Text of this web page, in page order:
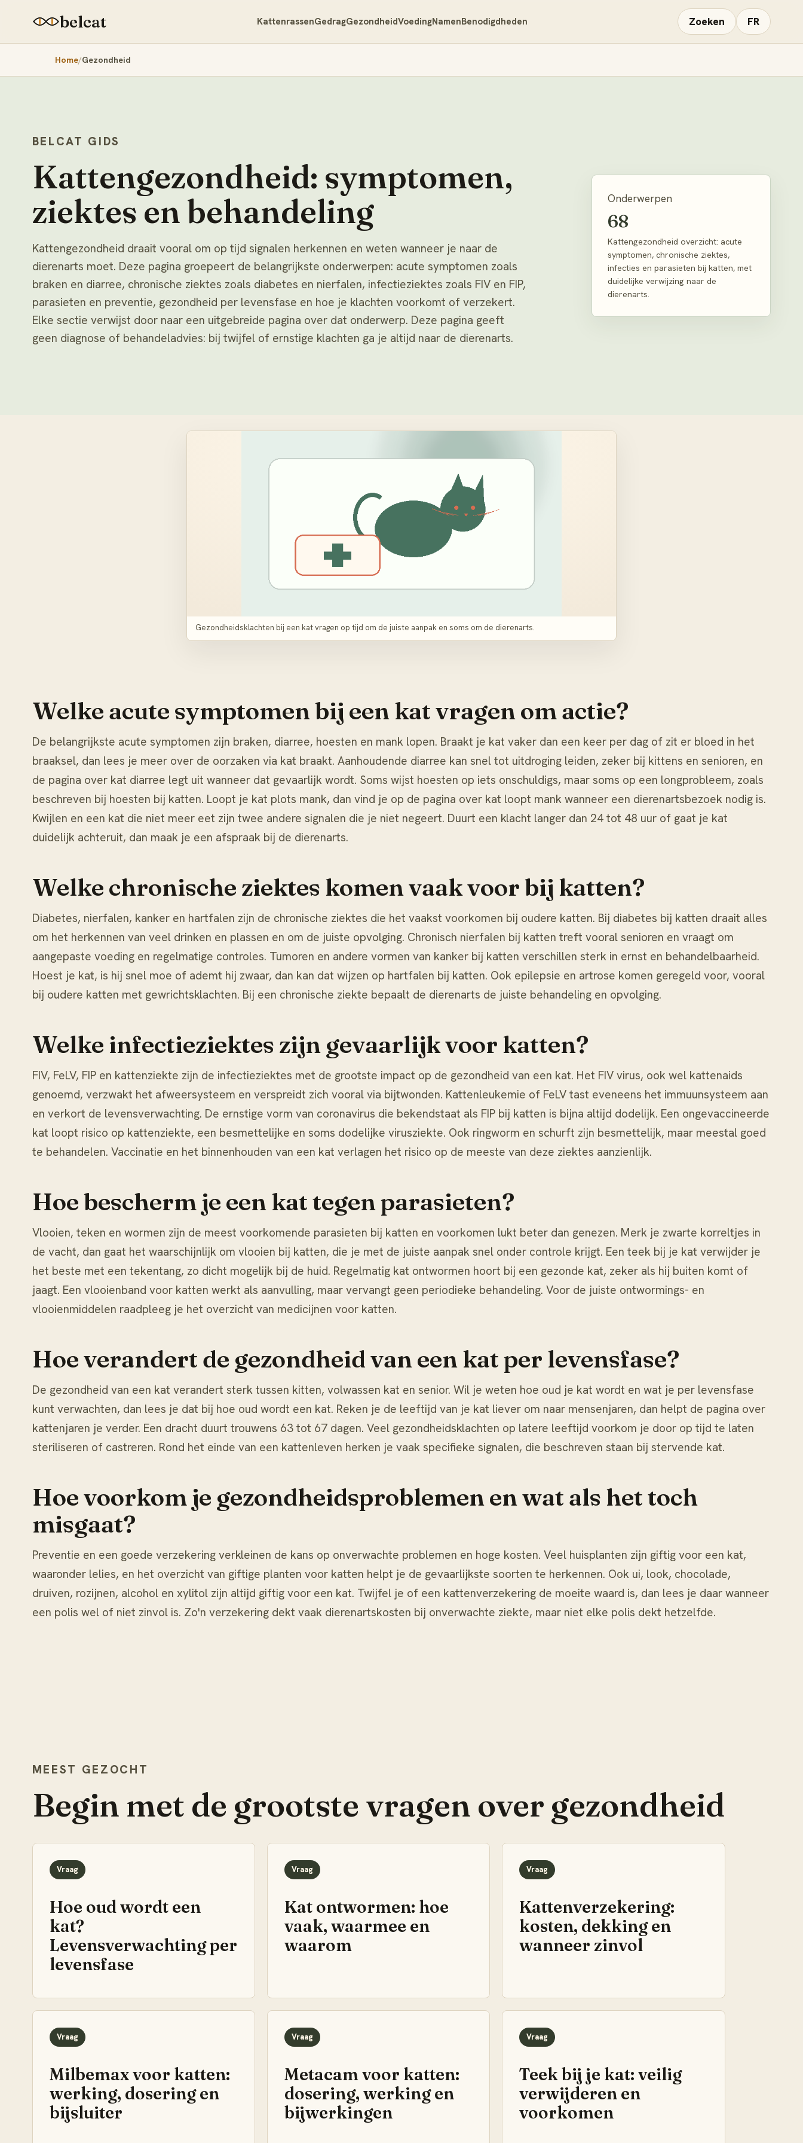
belcat KattenrassenGedragGezondheidVoedingNamenBenodigdheden Zoeken FR
Home Gezondheid
BELCAT GIDS
Kattengezondheid: symptomen,
ziektes en behandeling
Kattengezondheid draait vooral om op tijd signalen herkennen en weten wanneer je naar de
dierenarts moet. Deze pagina groepeert de belangrijkste onderwerpen: acute symptomen zoals
braken en diarree, chronische ziektes zoals diabetes en nierfalen, infectieziektes zoals FIV en FIP,
parasieten en preventie, gezondheid per levensfase en hoe je klachten voorkomt of verzekert.
Elke sectie verwijst door naar een uitgebreide pagina over dat onderwerp. Deze pagina geeft
geen diagnose of behandeladvies: bij twijfel of ernstige klachten ga je altijd naar de dierenarts.
Onderwerpen
68
Kattengezondheid overzicht: acute
symptomen, chronische ziektes,
infecties en parasieten bij katten, met
duidelijke verwijzing naar de
dierenarts.
Gezondheidsklachten bij een kat vragen op tijd om de juiste aanpak en soms om de dierenarts.
Welke acute symptomen bij een kat vragen om actie?
De belangrijkste acute symptomen zijn braken, diarree, hoesten en mank lopen. Braakt je kat vaker dan een keer per dag of zit er bloed in het
braaksel, dan lees je meer over de oorzaken via kat braakt. Aanhoudende diarree kan snel tot uitdroging leiden, zeker bij kittens en senioren, en
de pagina over kat diarree legt uit wanneer dat gevaarlijk wordt. Soms wijst hoesten op iets onschuldigs, maar soms op een longprobleem, zoals
beschreven bij hoesten bij katten. Loopt je kat plots mank, dan vind je op de pagina over kat loopt mankwanneer een dierenartsbezoek nodig is.
Kwijlen en een kat die niet meer eet zijn twee andere signalen die je niet negeert. Duurt een klacht langer dan 24 tot 48 uur of gaat je kat
duidelijk achteruit, dan maak je een afspraak bij de dierenarts.
Welke chronische ziektes komen vaak voor bij katten?
Diabetes, nierfalen, kanker en hartfalen zijn de chronische ziektes die het vaakst voorkomen bij oudere katten. Bij diabetes bij katten draait alles
om het herkennen van veel drinken en plassen en om de juiste opvolging. Chronisch nierfalen bij katten treft vooral senioren en vraagt om
aangepaste voeding en regelmatige controles. Tumoren en andere vormen van kanker bij katten verschillen sterk in ernst en behandelbaarheid.
Hoest je kat, is hij snel moe of ademt hij zwaar, dan kan dat wijzen op hartfalen bij katten. Ook epilepsie en artrose komen geregeld voor, vooral
bij oudere katten met gewrichtsklachten. Bij een chronische ziekte bepaalt de dierenarts de juiste behandeling en opvolging.
Welke infectieziektes zijn gevaarlijk voor katten?
FIV, FeLV, FIP en kattenziekte zijn de infectieziektes met de grootste impact op de gezondheid van een kat. Het FIVvirus, ook wel kattenaids
genoemd, verzwakt het afweersysteem en verspreidt zich vooral via bijtwonden. Kattenleukemie of FeLVtast eveneens het immuunsysteem aan
en verkort de levensverwachting. De ernstige vorm van coronavirus die bekendstaat als FIP bij katten is bijna altijd dodelijk. Een ongevaccineerde
kat loopt risico op kattenziekte, een besmettelijke en soms dodelijke virusziekte. Ook ringworm en schurft zijn besmettelijk, maar meestal goed
te behandelen. Vaccinatie en het binnenhouden van een kat verlagen het risico op de meeste van deze ziektes aanzienlijk.
Hoe bescherm je een kat tegen parasieten?
Vlooien, teken en wormen zijn de meest voorkomende parasieten bij katten en voorkomen lukt beter dan genezen. Merk je zwarte korreltjes in
de vacht, dan gaat het waarschijnlijk om vlooien bij katten, die je met de juiste aanpak snel onder controle krijgt. Een teek bij je kat verwijder je
het beste met een tekentang, zo dicht mogelijk bij de huid. Regelmatig kat ontwormen hoort bij een gezonde kat, zeker als hij buiten komt of
jaagt. Een vlooienband voor katten werkt als aanvulling, maar vervangt geen periodieke behandeling. Voor de juiste ontwormings- en
vlooienmiddelen raadpleeg je het overzicht van medicijnen voor katten.
Hoe verandert de gezondheid van een kat per levensfase?
De gezondheid van een kat verandert sterk tussen kitten, volwassen kat en senior. Wil je weten hoe oud je kat wordt en wat je per levensfase
kunt verwachten, dan lees je dat bij hoe oud wordt een kat. Reken je de leeftijd van je kat liever om naar mensenjaren, dan helpt de pagina over
kattenjaren je verder. Een dracht duurt trouwens 63 tot 67 dagen. Veel gezondheidsklachten op latere leeftijd voorkom je door op tijd te laten
steriliseren of castreren. Rond het einde van een kattenleven herken je vaak specifieke signalen, die beschreven staan bij stervende kat.
Hoe voorkom je gezondheidsproblemen en wat als het toch
misgaat?
Preventie en een goede verzekering verkleinen de kans op onverwachte problemen en hoge kosten. Veel huisplanten zijn giftig voor een kat,
waaronder lelies, en het overzicht van giftige planten voor katten helpt je de gevaarlijkste soorten te herkennen. Ook ui, look, chocolade,
druiven, rozijnen, alcohol en xylitol zijn altijd giftig voor een kat. Twijfel je of een kattenverzekeringde moeite waard is, dan lees je daar wanneer
een polis wel of niet zinvol is. Zo'n verzekering dekt vaak dierenartskosten bij onverwachte ziekte, maar niet elke polis dekt hetzelfde.
MEEST GEZOCHT
Begin met de grootste vragen over gezondheid
Vraag
Hoe oud wordt een
kat?
Levensverwachting per
levensfase
Vraag
Kat ontwormen: hoe
vaak, waarmee en
waarom
Vraag
Kattenverzekering:
kosten, dekking en
wanneer zinvol
Vraag
Milbemax voor katten:
werking, dosering en
bijsluiter
Vraag
Metacam voor katten:
dosering, werking en
bijwerkingen
Vraag
Teek bij je kat: veilig
verwijderen en
voorkomen